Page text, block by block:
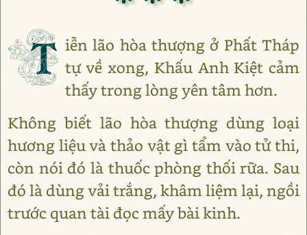
T iễn lão hòa thượng ở Phất Tháp
tự về xong, Khấu Anh Kiệt cảm
thấy trong lòng yên tâm hơn.
Không biết lão hòa thượng dùng loại
hương liệu và thảo vật gì tẩm vào tử thi,
còn nói đó là thuốc phòng thối rữa. Sau
đó là dùng vải trắng, khâm liệm lại, ngồi
trước quan tài đọc mấy bài kinh.